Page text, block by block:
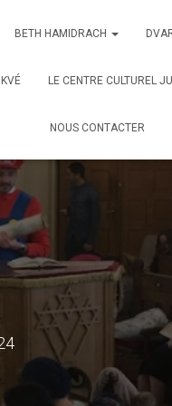
BETH HAMIDRACH
LE CENTRE CULTUREL
NOUS CONTACTER